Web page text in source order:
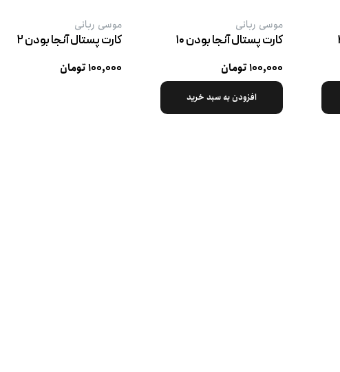
موسی ربانی
کارت پستال آنجا بودن ۱۰
۱۰۰,۰۰۰ تومان
افزودن به سبد خرید
موسی ربانی
کارت پستال آنجا بودن ٢
۱۰۰,۰۰۰ تومان